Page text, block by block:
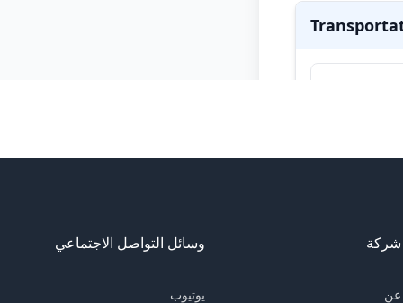
شركة
عن
وسائل التواصل الاجتماعي
يوتيوب